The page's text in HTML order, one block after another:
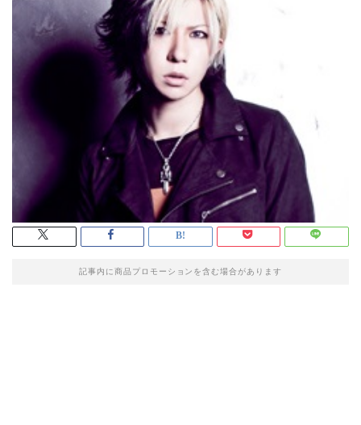
記事内に商品プロモーションを含む場合があります